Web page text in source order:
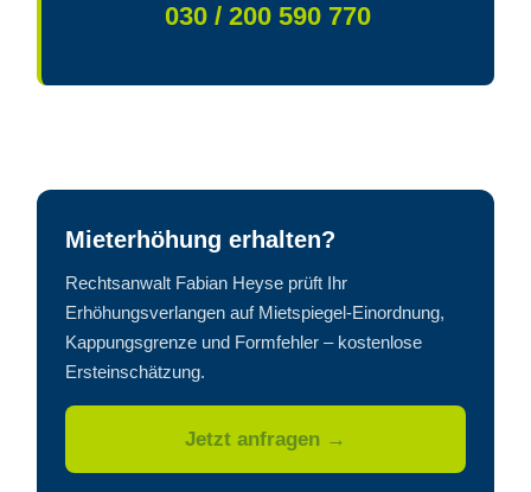
030 / 200 590 770
Mieterhöhung erhalten?
Rechtsanwalt Fabian Heyse prüft Ihr
Erhöhungsverlangen auf Mietspiegel-Einordnung,
Kappungsgrenze und Formfehler – kostenlose
Ersteinschätzung.
Jetzt anfragen →